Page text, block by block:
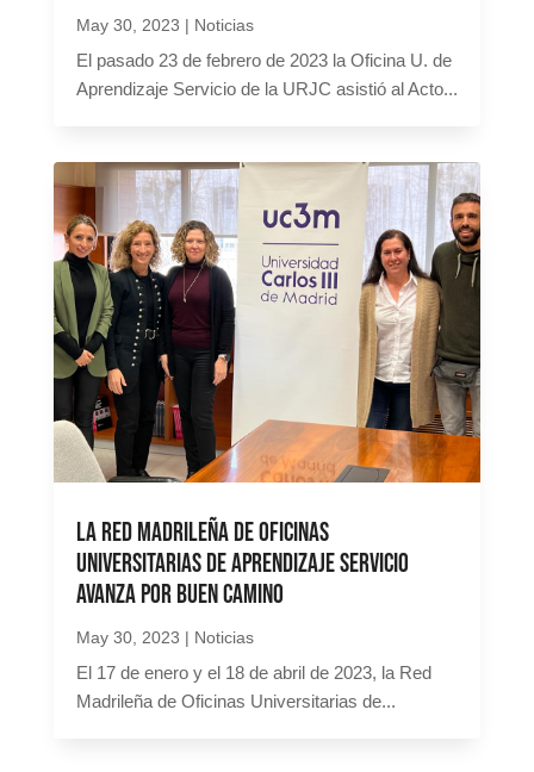
May 30, 2023 | Noticias
El pasado 23 de febrero de 2023 la Oficina U. de
Aprendizaje Servicio de la URJC asistió al Acto...
La Red Madrileña de Oficinas
Universitarias de Aprendizaje Servicio
avanza por buen camino
May 30, 2023 | Noticias
El 17 de enero y el 18 de abril de 2023, la Red
Madrileña de Oficinas Universitarias de...